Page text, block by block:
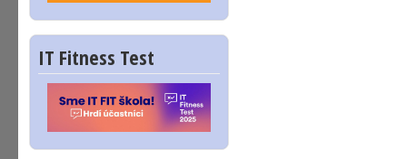
IT Fitness Test